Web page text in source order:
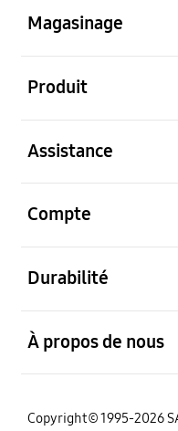
Magasinage
Produit
Assistance
Compte
Durabilité
À propos de nous
Copyright© 1995-2026